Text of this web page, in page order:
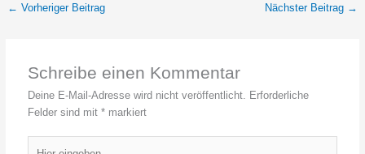
← Vorheriger Beitrag Nächster Beitrag →
Schreibe einen Kommentar
Deine E-Mail-Adresse wird nicht veröffentlicht. Erforderliche
Felder sind mit* markiert